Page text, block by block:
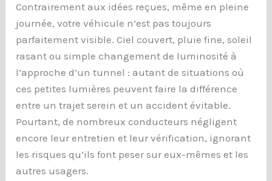
Contrairement aux idées reçues, même en pleine
journée, votre véhicule n’est pas toujours
parfaitement visible. Ciel couvert, pluie fine, soleil
rasant ou simple changement de luminosité à
l’approche d’un tunnel : autant de situations où
ces petites lumières peuvent faire la différence
entre un trajet serein et un accident évitable.
Pourtant, de nombreux conducteurs négligent
encore leur entretien et leur vérification, ignorant
les risques qu’ils font peser sur eux-mêmes et les
autres usagers.